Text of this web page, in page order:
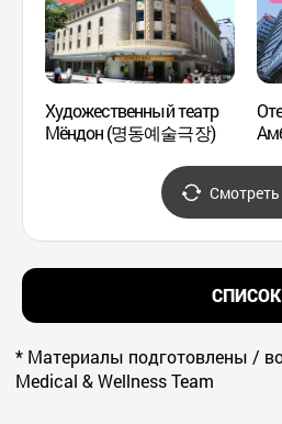
Художественный театр
Мёндон (명동예술극장)
СПИСОК
* Материалы подготовлены /
Medical & Wellness Team